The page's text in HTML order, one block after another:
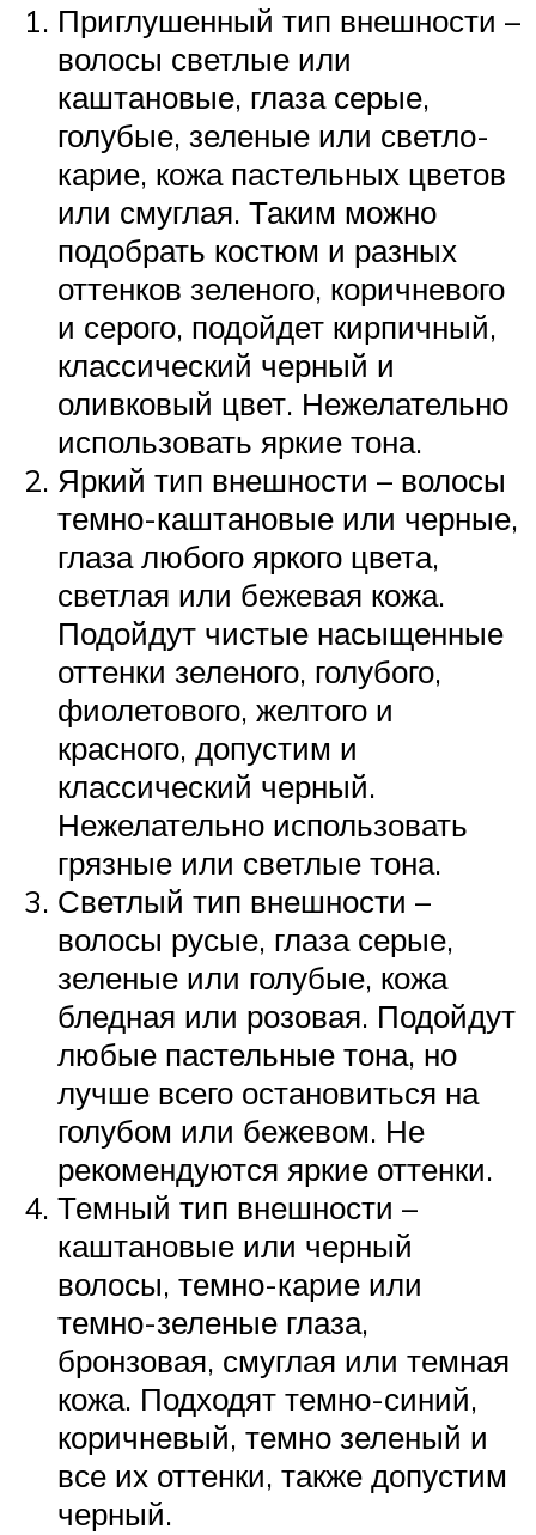
Приглушенный тип внешности –
волосы светлые или
каштановые, глаза серые,
голубые, зеленые или светло-
карие, кожа пастельных цветов
или смуглая. Таким можно
подобрать костюм и разных
оттенков зеленого, коричневого
и серого, подойдет кирпичный,
классический черный и
оливковый цвет. Нежелательно
использовать яркие тона.
Яркий тип внешности – волосы
темно-каштановые или черные,
глаза любого яркого цвета,
светлая или бежевая кожа.
Подойдут чистые насыщенные
оттенки зеленого, голубого,
фиолетового, желтого и
красного, допустим и
классический черный.
Нежелательно использовать
грязные или светлые тона.
Светлый тип внешности –
волосы русые, глаза серые,
зеленые или голубые, кожа
бледная или розовая. Подойдут
любые пастельные тона, но
лучше всего остановиться на
голубом или бежевом. Не
рекомендуются яркие оттенки.
Темный тип внешности –
каштановые или черный
волосы, темно-карие или
темно-зеленые глаза,
бронзовая, смуглая или темная
кожа. Подходят темно-синий,
коричневый, темно зеленый и
все их оттенки, также допустим
черный.